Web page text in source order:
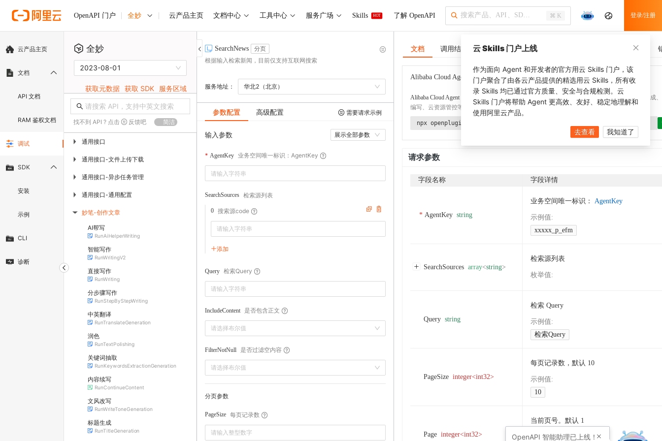
OpenAPI 门户 全妙 云产品主页 文档中心 工具中心 服务广场 Skills HOT 了解 OpenAPI ⌘ K 登录/注册
云产品主页
文档
API 文档
RAM 鉴权文档
调试
SDK
安装
示例
CLI
诊断
全妙
2023-08-01
获取元数据 获取 SDK 服务区域
找不到 API ? 点击 反馈吧 简洁
▶ 通用接口
▶ 通用接口-文件上传下载
▶ 通用接口-异步任务管理
▶ 通用接口-通用配置
▶ 妙笔-创作文章
AI帮写
RunAiHelperWriting
智能写作
RunWritingV2
直接写作
RunWriting
分步骤写作
RunStepByStepWriting
中英翻译
RunTranslateGeneration
润色
RunTextPolishing
关键词抽取
RunKeywordsExtractionGeneration
内容续写
RunContinueContent
文风改写
RunWriteToneGeneration
标题生成
RunTitleGeneration
SearchNews
分页
根据输入检索新闻，目前仅支持互联网搜索
服务地址： 华北2（北京）
参数配置 高级配置 需要请求示例
输入参数 展示全部参数
AgentKey 业务空间唯一标识：AgentKey
SearchSources 检索源列表
0 搜索源code
添加
Query 检索Query
IncludeContent 是否包含正文
请选择布尔值
FilterNotNull 是否过滤空内容
请选择布尔值
分页参数
PageSize 每页记录数
文档 调用结果 SDK 示例 CLI 示例 调用历史
Alibaba Cloud Agent Toolkit 了解更多
Alibaba Cloud Agent Toolkit
提供 Agent 插件、技能、MCP 配置和验证工具，涵盖 SDK 代码生成、
编写、云资源管控等能力。通过 alibabacloud-agent-toolkit-install 技能可快速完成本地配置。
npx openplugin aliyun/alibabacloud-agent-toolkit
请求参数
字段名称 字段详情
AgentKey string
业务空间唯一标识： AgentKey
示例值:
xxxxx_p_efm
SearchSources array<string>
检索源列表
枚举值:
Query string
检索 Query
示例值:
检索Query
PageSize integer<int32>
每页记录数，默认 10
示例值:
10
Page integer<int32>
当前页号。默认 1
示例值:
云 Skills 门户上线
作为面向 Agent 和开发者的官方用云 Skills 门户，该
门户聚合了由各云产品提供的精选用云 Skills，所有收
录 Skills 均已通过官方质量、安全与合规检测。云
Skills 门户将帮助 Agent 更高效、友好、稳定地理解和
使用阿里云产品。
去查看 我知道了
OpenAPI 智能助理已上线！